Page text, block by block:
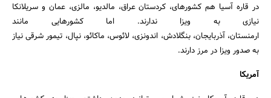
در قاره آسیا هم کشورهای، کردستان عراق، مالدیو، مالزی، عمان و سریلانکا
نیازی به ویزا ندارند. اما کشورهایی مانند
ارمنستان، آذربایجان، بنگلادش، اندونزی، لائوس، ماکائو، نپال، تیمور شرقی نیاز
به صدور ویزا در مرز دارند.
آمریکا